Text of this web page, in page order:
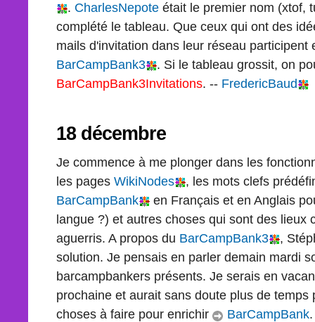
. CharlesNepote était le premier nom (xtof,
complété le tableau. Que ceux qui ont des
mails d'invitation dans leur réseau participent
BarCampBank3
. Si le tableau grossit, on
BarCampBank3Invitations. -- FredericBaud
18 décembre
Je commence à me plonger dans les
les pages WikiNodes
, les mots clefs
BarCampBank
en Français et en Anglais
langue ?) et autres choses qui sont des lieux
aguerris. A propos du BarCampBank3
,
solution. Je pensais en parler demain mardi
barcampbankers présents. Je serais en
prochaine et aurait sans doute plus de temps
choses à faire pour enrichir
BarCampBank